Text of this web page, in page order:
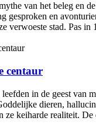
van het beleg en
gesproken en
verwoeste stad. Pas in
centaur
in de geest van
dieren,
ze keiharde realiteit. De